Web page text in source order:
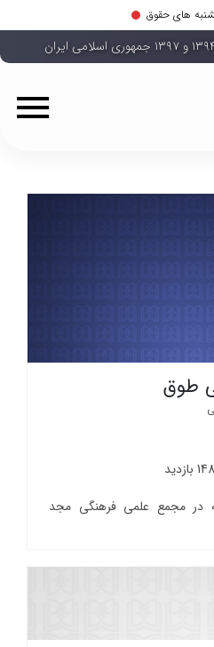
های حقوق
طوق
در مجمع علمی فرهنگی مجد